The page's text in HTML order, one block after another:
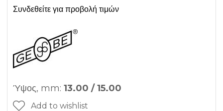
Συνδεθείτε για προβολή τιμών
Ύψος, mm: 13.00 / 15.00
Add to wishlist